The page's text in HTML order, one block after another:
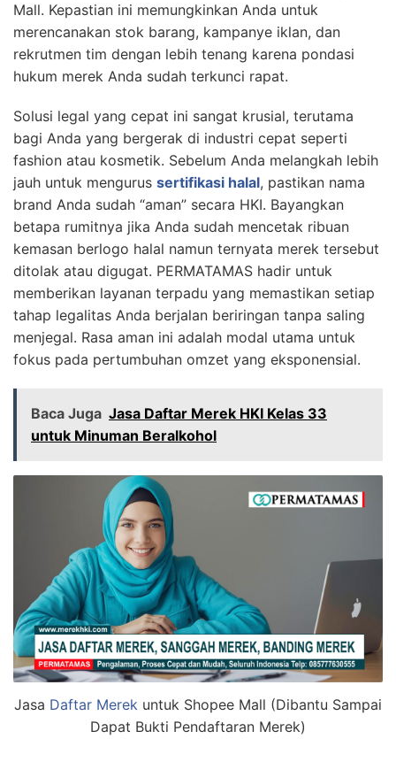
Mall. Kepastian ini memungkinkan Anda untuk
merencanakan stok barang, kampanye iklan, dan
rekrutmen tim dengan lebih tenang karena pondasi
hukum merek Anda sudah terkunci rapat.
Solusi legal yang cepat ini sangat krusial, terutama
bagi Anda yang bergerak di industri cepat seperti
fashion atau kosmetik. Sebelum Anda melangkah lebih
jauh untuk mengurus sertifikasi halal, pastikan nama
brand Anda sudah “aman” secara HKI. Bayangkan
betapa rumitnya jika Anda sudah mencetak ribuan
kemasan berlogo halal namun ternyata merek tersebut
ditolak atau digugat. PERMATAMAS hadir untuk
memberikan layanan terpadu yang memastikan setiap
tahap legalitas Anda berjalan beriringan tanpa saling
menjegal. Rasa aman ini adalah modal utama untuk
fokus pada pertumbuhan omzet yang eksponensial.
Baca Juga Jasa Daftar Merek HKI Kelas 33
untuk Minuman Beralkohol
Jasa Daftar Merek untuk Shopee Mall (Dibantu Sampai
Dapat Bukti Pendaftaran Merek)